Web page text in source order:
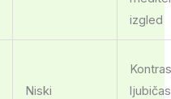
izgled
Niski